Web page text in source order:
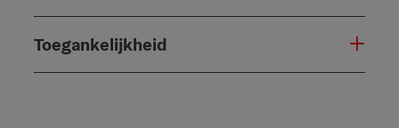
Toegankelijkheid